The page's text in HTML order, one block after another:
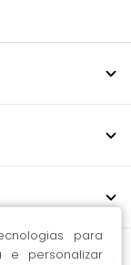
para
e personalizar